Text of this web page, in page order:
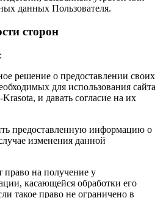
данных Пользователя.
сторон
решение о предоставлении своих
для использования сайта
и давать согласие на их
предоставленную информацию о
изменения данной
право на получение у
касающейся обработки его
такое право не ограничено в